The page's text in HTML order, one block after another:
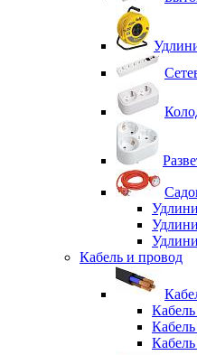
Кабель и провод